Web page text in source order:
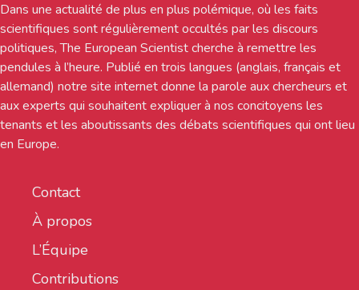
Dans une actualité de plus en plus polémique, où les faits
scientifiques sont régulièrement occultés par les discours
politiques, The European Scientist cherche à remettre les
pendules à l’heure. Publié en trois langues (anglais, français et
allemand) notre site internet donne la parole aux chercheurs et
aux experts qui souhaitent expliquer à nos concitoyens les
tenants et les aboutissants des débats scientifiques qui ont lieu
en Europe.
Contact
À propos
L’Équipe
Contributions